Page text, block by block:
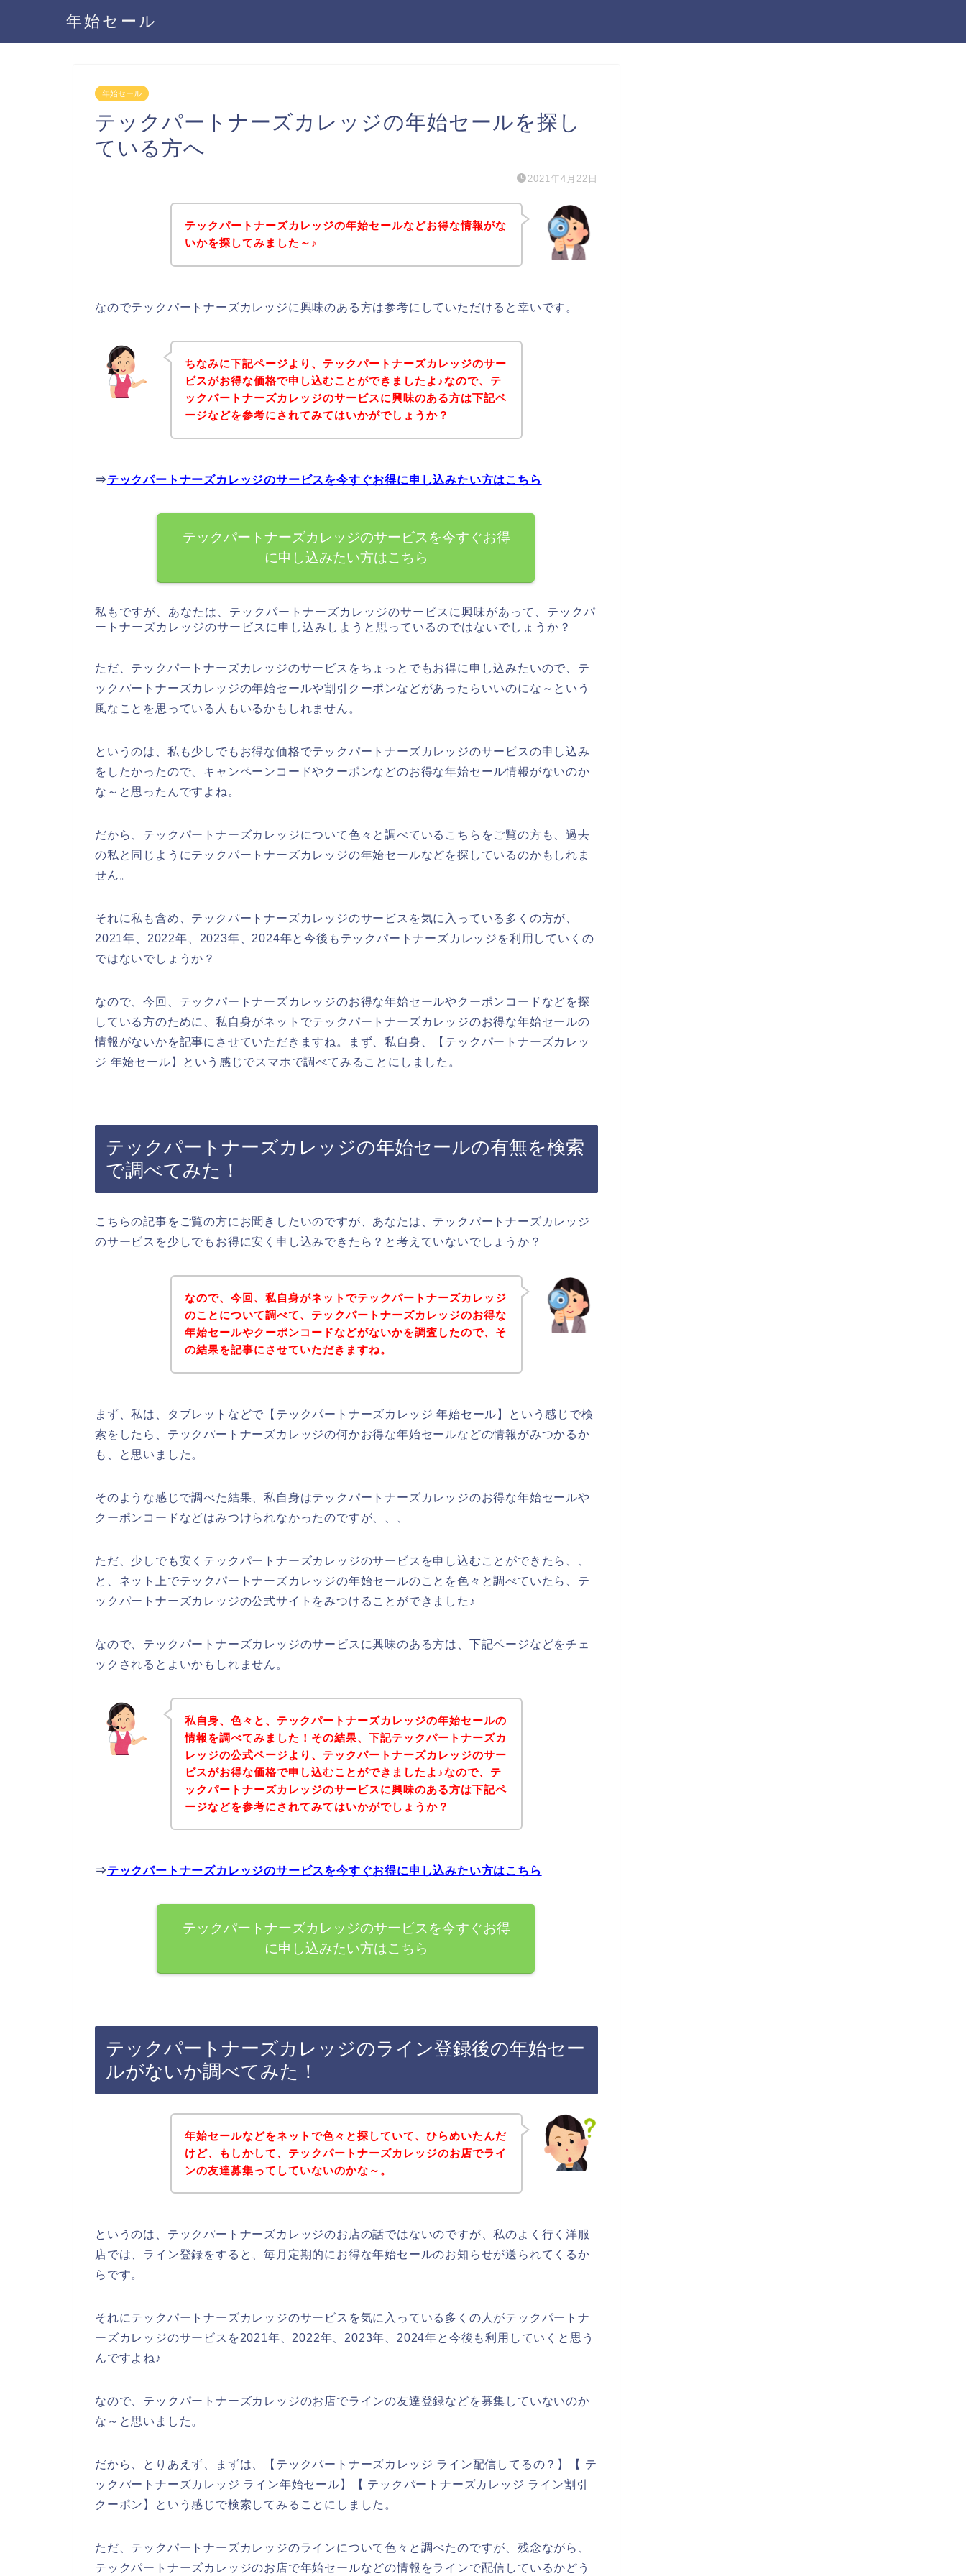
年始セール
年始セール
テックパートナーズカレッジの年始セールを探し
ている方へ
2021年4月22日
テックパートナーズカレッジの年始セールなどお得な情報がな
いかを探してみました～♪
なのでテックパートナーズカレッジに興味のある方は参考にしていただけると幸いです。
ちなみに下記ページより、テックパートナーズカレッジのサー
ビスがお得な価格で申し込むことができましたよ♪なので、テ
ックパートナーズカレッジのサービスに興味のある方は下記ペ
ージなどを参考にされてみてはいかがでしょうか？
⇒テックパートナーズカレッジのサービスを今すぐお得に申し込みたい方はこちら
テックパートナーズカレッジのサービスを今すぐお得
に申し込みたい方はこちら
私もですが、あなたは、テックパートナーズカレッジのサービスに興味があって、テックパ
ートナーズカレッジのサービスに申し込みしようと思っているのではないでしょうか？
ただ、テックパートナーズカレッジのサービスをちょっとでもお得に申し込みたいので、テ
ックパートナーズカレッジの年始セールや割引クーポンなどがあったらいいのにな～という
風なことを思っている人もいるかもしれません。
というのは、私も少しでもお得な価格でテックパートナーズカレッジのサービスの申し込み
をしたかったので、キャンペーンコードやクーポンなどのお得な年始セール情報がないのか
な～と思ったんですよね。
だから、テックパートナーズカレッジについて色々と調べているこちらをご覧の方も、過去
の私と同じようにテックパートナーズカレッジの年始セールなどを探しているのかもしれま
せん。
それに私も含め、テックパートナーズカレッジのサービスを気に入っている多くの方が、
2021年、2022年、2023年、2024年と今後もテックパートナーズカレッジを利用していくの
ではないでしょうか？
なので、今回、テックパートナーズカレッジのお得な年始セールやクーポンコードなどを探
している方のために、私自身がネットでテックパートナーズカレッジのお得な年始セールの
情報がないかを記事にさせていただきますね。まず、私自身、【テックパートナーズカレッ
ジ 年始セール】という感じでスマホで調べてみることにしました。
テックパートナーズカレッジの年始セールの有無を検索
で調べてみた！
こちらの記事をご覧の方にお聞きしたいのですが、あなたは、テックパートナーズカレッジ
のサービスを少しでもお得に安く申し込みできたら？と考えていないでしょうか？
なので、今回、私自身がネットでテックパートナーズカレッジ
のことについて調べて、テックパートナーズカレッジのお得な
年始セールやクーポンコードなどがないかを調査したので、そ
の結果を記事にさせていただきますね。
まず、私は、タブレットなどで【テックパートナーズカレッジ 年始セール】という感じで検
索をしたら、テックパートナーズカレッジの何かお得な年始セールなどの情報がみつかるか
も、と思いました。
そのような感じで調べた結果、私自身はテックパートナーズカレッジのお得な年始セールや
クーポンコードなどはみつけられなかったのですが、、、
ただ、少しでも安くテックパートナーズカレッジのサービスを申し込むことができたら、、
と、ネット上でテックパートナーズカレッジの年始セールのことを色々と調べていたら、テ
ックパートナーズカレッジの公式サイトをみつけることができました♪
なので、テックパートナーズカレッジのサービスに興味のある方は、下記ページなどをチェ
ックされるとよいかもしれません。
私自身、色々と、テックパートナーズカレッジの年始セールの
情報を調べてみました！その結果、下記テックパートナーズカ
レッジの公式ページより、テックパートナーズカレッジのサー
ビスがお得な価格で申し込むことができましたよ♪なので、テ
ックパートナーズカレッジのサービスに興味のある方は下記ペ
ージなどを参考にされてみてはいかがでしょうか？
⇒テックパートナーズカレッジのサービスを今すぐお得に申し込みたい方はこちら
テックパートナーズカレッジのサービスを今すぐお得
に申し込みたい方はこちら
テックパートナーズカレッジのライン登録後の年始セー
ルがないか調べてみた！
年始セールなどをネットで色々と探していて、ひらめいたんだ
けど、もしかして、テックパートナーズカレッジのお店でライ
ンの友達募集ってしていないのかな～。
というのは、テックパートナーズカレッジのお店の話ではないのですが、私のよく行く洋服
店では、ライン登録をすると、毎月定期的にお得な年始セールのお知らせが送られてくるか
らです。
それにテックパートナーズカレッジのサービスを気に入っている多くの人がテックパートナ
ーズカレッジのサービスを2021年、2022年、2023年、2024年と今後も利用していくと思う
んですよね♪
なので、テックパートナーズカレッジのお店でラインの友達登録などを募集していないのか
な～と思いました。
だから、とりあえず、まずは、【テックパートナーズカレッジ ライン配信してるの？】【 テ
ックパートナーズカレッジ ライン年始セール】【 テックパートナーズカレッジ ライン割引
クーポン】という感じで検索してみることにしました。
ただ、テックパートナーズカレッジのラインについて色々と調べたのですが、残念ながら、
テックパートナーズカレッジのお店で年始セールなどの情報をラインで配信しているかどう